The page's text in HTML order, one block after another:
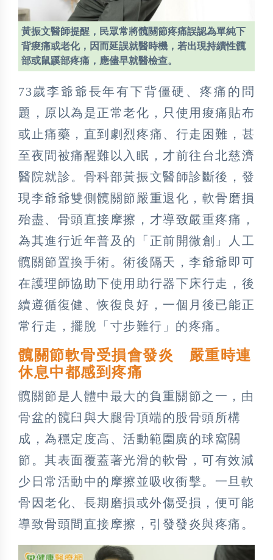
黃振文醫師提醒，民眾常將髖關節疼痛誤認為單純下
背痠痛或老化，因而延誤就醫時機，若出現持續性髖
部或鼠蹊部疼痛，應儘早就醫檢查。
73歲李爺爺長年有下背僵硬、疼痛的問
題，原以為是正常老化，只使用痠痛貼布
或止痛藥，直到劇烈疼痛、行走困難，甚
至夜間被痛醒難以入眠，才前往台北慈濟
醫院就診。骨科部黃振文醫師診斷後，發
現李爺爺雙側髖關節嚴重退化，軟骨磨損
殆盡、骨頭直接摩擦，才導致嚴重疼痛，
為其進行近年普及的「正前開微創」人工
髖關節置換手術。術後隔天，李爺爺即可
在護理師協助下使用助行器下床行走，後
續遵循復健、恢復良好，一個月後已能正
常行走，擺脫「寸步難行」的疼痛。
髖關節軟骨受損會發炎 嚴重時連
休息中都感到疼痛
髖關節是人體中最大的負重關節之一，由
骨盆的髖臼與大腿骨頂端的股骨頭所構
成，為穩定度高、活動範圍廣的球窩關
節。其表面覆蓋著光滑的軟骨，可有效減
少日常活動中的摩擦並吸收衝擊。一旦軟
骨因老化、長期磨損或外傷受損，便可能
導致骨頭間直接摩擦，引發發炎與疼痛。